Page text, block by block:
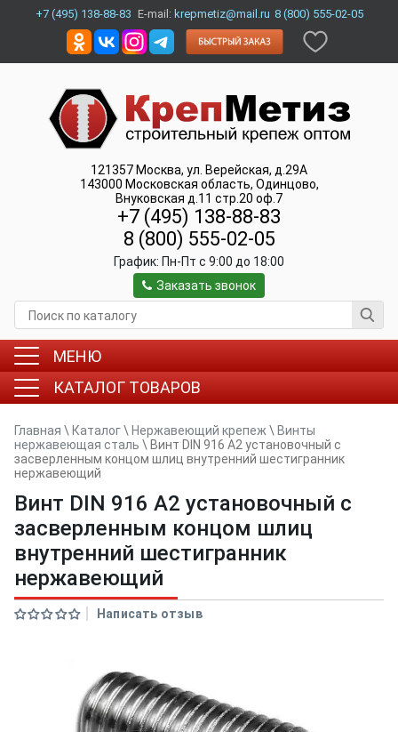
+7 (495) 138-88-83 E-mail: krepmetiz@mail.ru 8 (800) 555-02-05
121357 Москва, ул. Верейская, д.29А
143000 Московская область, Одинцово,
Внуковская д.11 стр.20 оф.7
+7 (495) 138-88-83
8 (800) 555-02-05
График: Пн-Пт c 9:00 до 18:00
Заказать звонок
МЕНЮ
КАТАЛОГ ТОВАРОВ
Главная \ Каталог\ Нержавеющий крепеж \ Винты
нержавеющая сталь \ Винт DIN 916 А2 установочный с
засверленным концом шлиц внутренний шестигранник
нержавеющий
Винт DIN 916 А2 установочный с
засверленным концом шлиц
внутренний шестигранник
нержавеющий
Написать отзыв